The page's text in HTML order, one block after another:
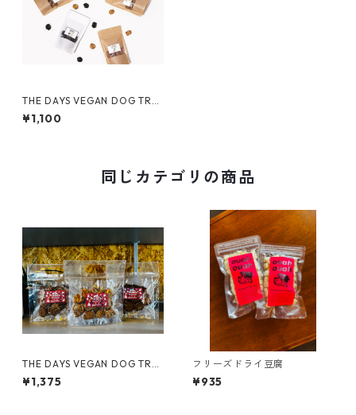
THE DAYS VEGAN DOG TRE
ATS ビーガン ドッグ トリーツ
¥1,100
同じカテゴリの商品
THE DAYS VEGAN DOG TRE
ATS GIFT さつまいも
¥1,375
フリーズドライ豆腐
¥935